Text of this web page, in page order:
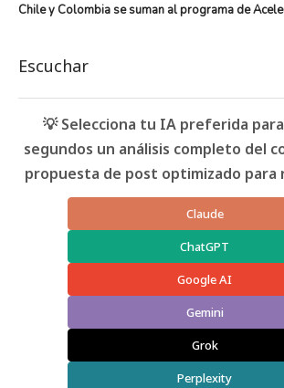
Chile y Colombia se suman al programa de
Escuchar
💡 Selecciona tu IA preferida
segundos un análisis completo del
propuesta de post optimizado para
Claude
ChatGPT
Google AI
Gemini
Grok
Perplexity